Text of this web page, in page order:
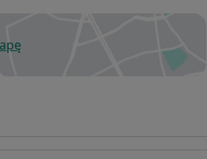
się w nowej karcie